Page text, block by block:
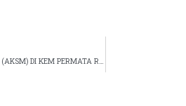
LAWATAN TAPAK CADANGAN AKADEMI KEHAKIMAN SYARIAH MALAYSIA (AKSM) DI KEM PERMATA RESORT, ALOR GAJAH, MELAKA